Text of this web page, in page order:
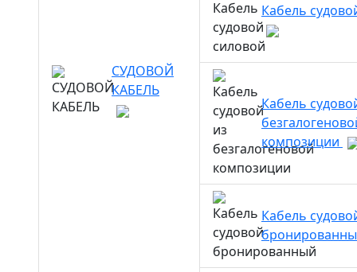
СУДОВОЙ
КАБЕЛЬ
Кабель
Кабель
композиции
Кабель